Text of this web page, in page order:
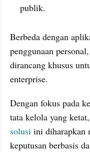
publik.
Berbeda dengan
penggunaan
dirancang khusus
enterprise.
Dengan fokus pada
solusi ini diharapkan
keputusan berbasis